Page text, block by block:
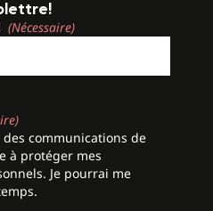
(Nécessaire)
des communications de
à protéger mes
Je pourrai me